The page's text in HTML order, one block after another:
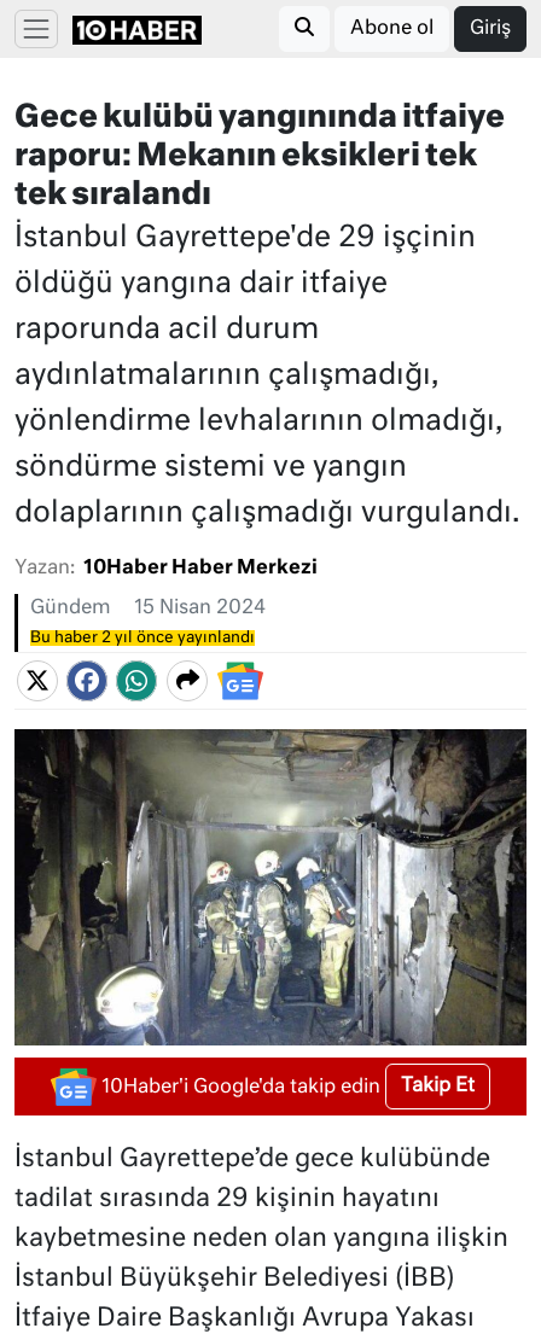
Abone ol Giriş
Gece kulübü yangınında itfaiye
raporu: Mekanın eksikleri tek
tek sıralandı
İstanbul Gayrettepe'de 29 işçinin
öldüğü yangına dair itfaiye
raporunda acil durum
aydınlatmalarının çalışmadığı,
yönlendirme levhalarının olmadığı,
söndürme sistemi ve yangın
dolaplarının çalışmadığı vurgulandı.
Yazan: 10Haber Haber Merkezi
Gündem 15 Nisan 2024
Bu haber 2 yıl önce yayınlandı
10Haber'i Google'da takip edin Takip Et
İstanbul Gayrettepe’de gece kulübünde
tadilat sırasında 29 kişinin hayatını
kaybetmesine neden olan yangına ilişkin
İstanbul Büyükşehir Belediyesi (İBB)
İtfaiye Daire Başkanlığı Avrupa Yakası